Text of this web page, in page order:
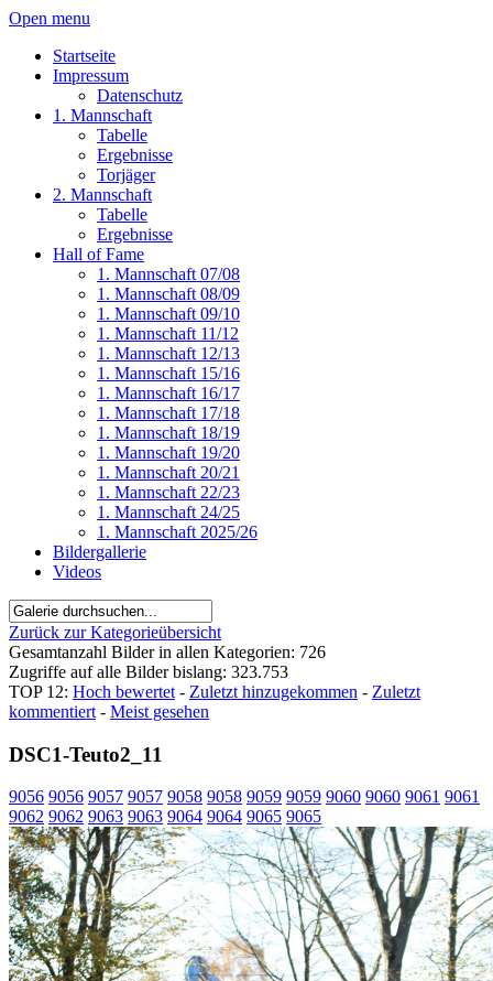
Open menu
Startseite
Impressum
Datenschutz
1. Mannschaft
Tabelle
Ergebnisse
Torjäger
2. Mannschaft
Tabelle
Ergebnisse
Hall of Fame
1. Mannschaft 07/08
1. Mannschaft 08/09
1. Mannschaft 09/10
1. Mannschaft 11/12
1. Mannschaft 12/13
1. Mannschaft 15/16
1. Mannschaft 16/17
1. Mannschaft 17/18
1. Mannschaft 18/19
1. Mannschaft 19/20
1. Mannschaft 20/21
1. Mannschaft 22/23
1. Mannschaft 24/25
1. Mannschaft 2025/26
Bildergallerie
Videos
Zurück zur Kategorieübersicht
Gesamtanzahl Bilder in allen Kategorien: 726
Zugriffe auf alle Bilder bislang: 323.753
TOP 12: Hoch bewertet - Zuletzt hinzugekommen - Zuletzt
kommentiert - Meist gesehen
DSC1-Teuto2_11
9056 9056 9057 9057 9058 9058 9059 9059 9060 9060 9061 9061
9062 9062 9063 9063 9064 9064 9065 9065